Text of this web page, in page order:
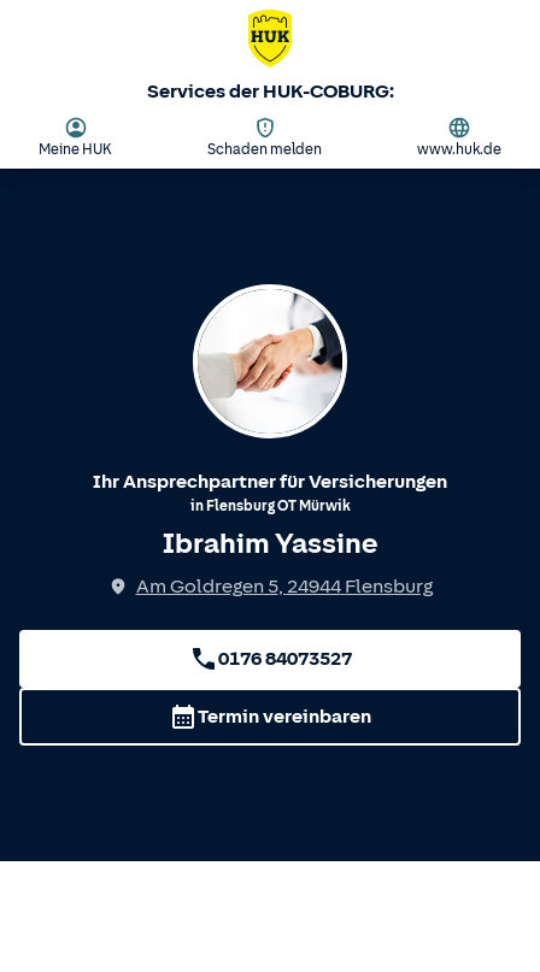
Services der HUK-COBURG:
Meine HUK Schaden melden www.huk.de
Ihr Ansprechpartner für Versicherungen
in FlensburgOT Mürwik
Ibrahim Yassine
Am Goldregen 5, 24944 Flensburg
0176 84073527
Termin vereinbaren